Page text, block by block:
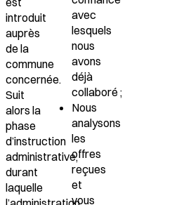
introduit
auprès
de la
commune
concernée.
Suit
alors la
phase
d’instruction
administrative,
durant
laquelle
avec
lesquels
nous
avons
déjà
collaboré ;
Nous
analysons
les
offres
reçues
et
vous